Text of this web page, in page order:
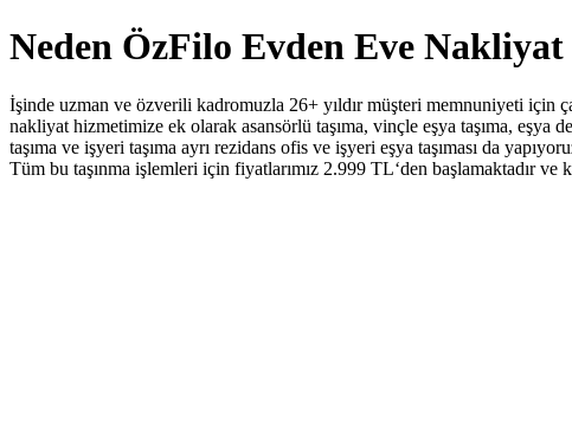
Neden ÖzFilo Evden Eve Nakliyat
İşinde uzman ve özverili kadromuzla 26+ yıldır müşteri memnuniyeti için
nakliyat hizmetimize ek olarak asansörlü taşıma, vinçle eşya taşıma, eşya
taşıma ve işyeri taşıma ayrı rezidans ofis ve işyeri eşya taşıması da
Tüm bu taşınma işlemleri için fiyatlarımız 2.999 TL‘den başlamaktadır